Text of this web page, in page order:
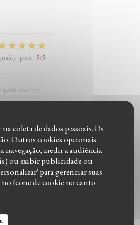
coleta de dados pessoais. Os
Outros cookies opcionais
navegação, medir a audiência
ou exibir publicidade ou
para gerenciar suas
no ícone de cookie no canto
: 5/5
avec ma
:4/5